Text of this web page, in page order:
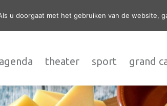
agenda theater sport grand
u doorgaat met het gebruiken van de website,